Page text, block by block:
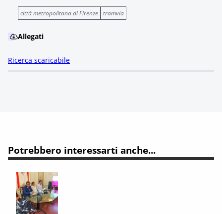
città metropolitana di Firenze tramvia
Allegati
Ricerca scaricabile
Potrebbero interessarti anche...